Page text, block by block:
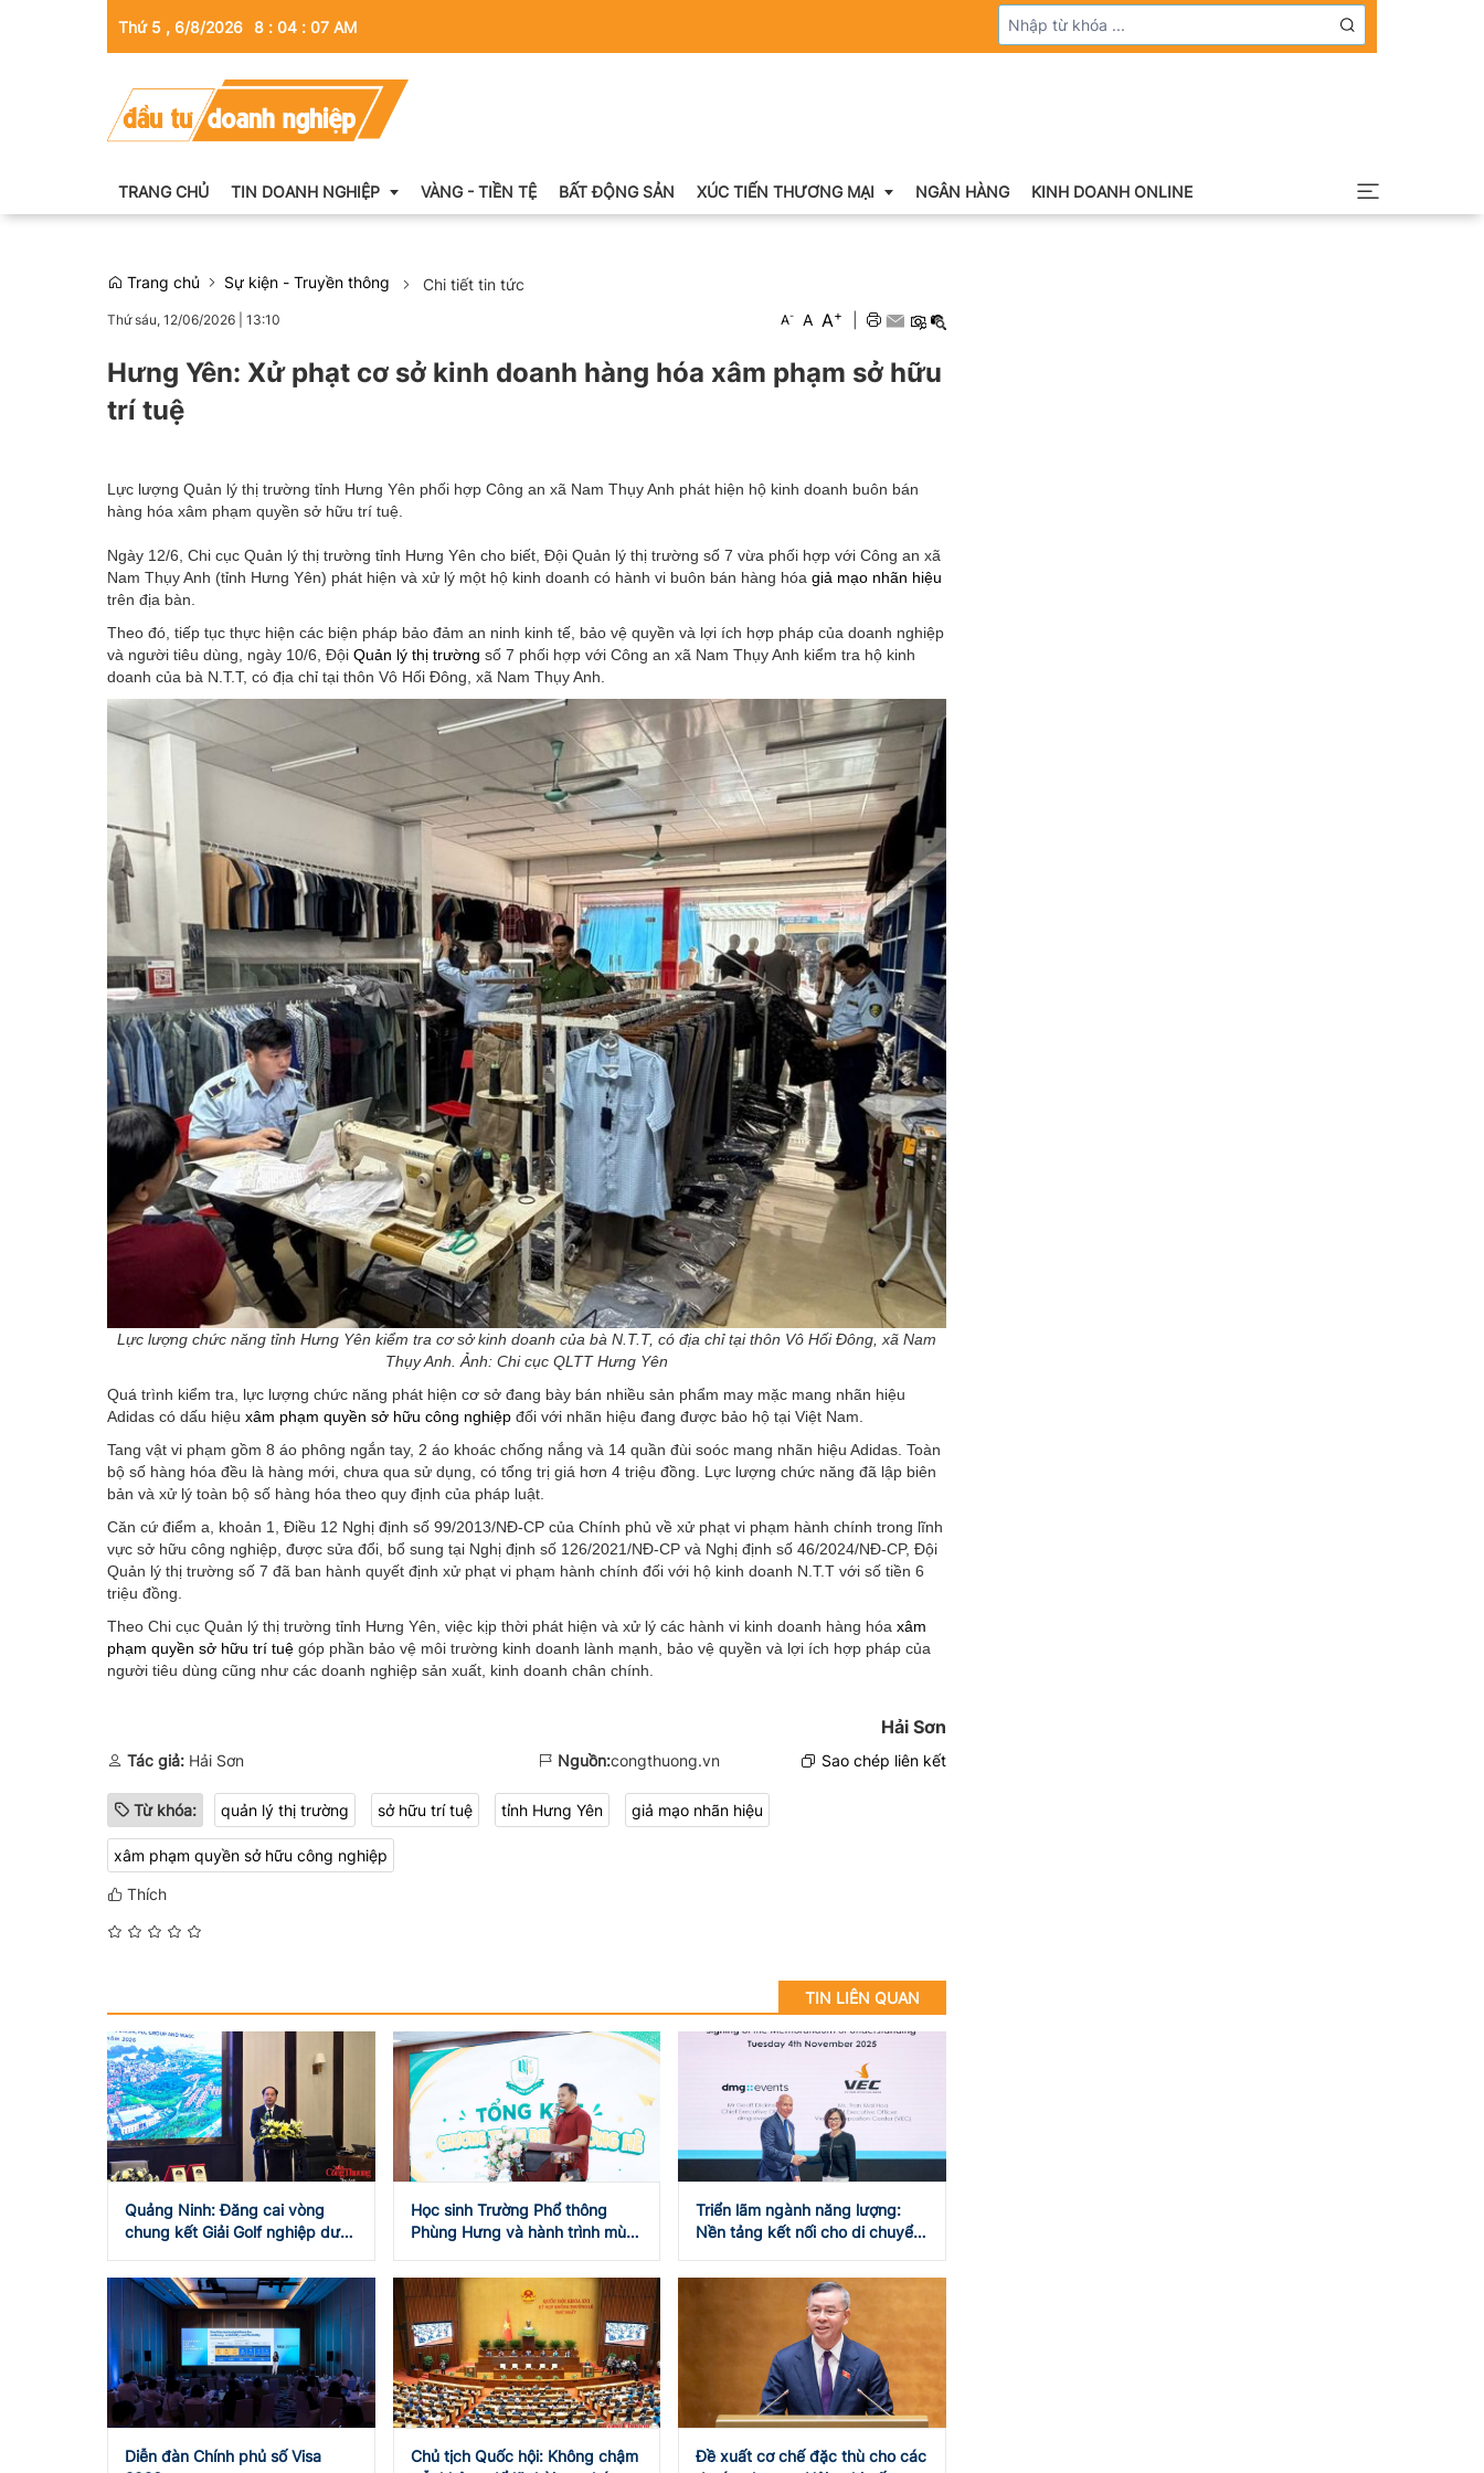
Thứ 5 , 6/8/2026 8 : 04 : 08 AM
TRANG CHỦ TIN DOANH NGHIỆP
Thông tin doanh nghiệp
Kinh tế tài chính
VÀNG - TIỀN TỆ BẤT ĐỘNG SẢN XÚC TIẾN THƯƠNG MẠI
Hội chợ triển lãm
NGÂN HÀNG KINH DOANH ONLINE
Trang chủ Sự kiện - Truyền thông Chi tiết tin tức
Thứ sáu, 12/06/2026 13:10 A- A A+
Hưng Yên: Xử phạt cơ sở kinh doanh hàng hóa xâm phạm sở hữu
trí tuệ
Lực lượng Quản lý thị trường tỉnh Hưng Yên phối hợp Công an xã Nam Thụy Anh phát hiện hộ kinh doanh buôn bán
hàng hóa xâm phạm quyền sở hữu trí tuệ.
Ngày 12/6, Chi cục Quản lý thị trường tỉnh Hưng Yên cho biết, Đội Quản lý thị trường số 7 vừa phối hợp với Công an xã
Nam Thụy Anh (tỉnh Hưng Yên) phát hiện và xử lý một hộ kinh doanh có hành vi buôn bán hàng hóa giả mạo nhãn hiệu
trên địa bàn.
Theo đó, tiếp tục thực hiện các biện pháp bảo đảm an ninh kinh tế, bảo vệ quyền và lợi ích hợp pháp của doanh nghiệp
và người tiêu dùng, ngày 10/6, Đội Quản lý thị trường số 7 phối hợp với Công an xã Nam Thụy Anh kiểm tra hộ kinh
doanh của bà N.T.T, có địa chỉ tại thôn Vô Hối Đông, xã Nam Thụy Anh.
Lực lượng chức năng tỉnh Hưng Yên kiểm tra cơ sở kinh doanh của bà N.T.T, có địa chỉ tại thôn Vô Hối Đông, xã Nam
Thụy Anh. Ảnh: Chi cục QLTT Hưng Yên
Quá trình kiểm tra, lực lượng chức năng phát hiện cơ sở đang bày bán nhiều sản phẩm may mặc mang nhãn hiệu
Adidas có dấu hiệu xâm phạm quyền sở hữu công nghiệp đối với nhãn hiệu đang được bảo hộ tại Việt Nam.
Tang vật vi phạm gồm 8 áo phông ngắn tay, 2 áo khoác chống nắng và 14 quần đùi soóc mang nhãn hiệu Adidas. Toàn
bộ số hàng hóa đều là hàng mới, chưa qua sử dụng, có tổng trị giá hơn 4 triệu đồng. Lực lượng chức năng đã lập biên
bản và xử lý toàn bộ số hàng hóa theo quy định của pháp luật.
Căn cứ điểm a, khoản 1, Điều 12 Nghị định số 99/2013/NĐ-CP của Chính phủ về xử phạt vi phạm hành chính trong lĩnh
vực sở hữu công nghiệp, được sửa đổi, bổ sung tại Nghị định số 126/2021/NĐ-CP và Nghị định số 46/2024/NĐ-CP, Đội
Quản lý thị trường số 7 đã ban hành quyết định xử phạt vi phạm hành chính đối với hộ kinh doanh N.T.T với số tiền 6
triệu đồng.
Theo Chi cục Quản lý thị trường tỉnh Hưng Yên, việc kịp thời phát hiện và xử lý các hành vi kinh doanh hàng hóa xâm
phạm quyền sở hữu trí tuệ góp phần bảo vệ môi trường kinh doanh lành mạnh, bảo vệ quyền và lợi ích hợp pháp của
người tiêu dùng cũng như các doanh nghiệp sản xuất, kinh doanh chân chính.
Hải Sơn
Tác giả: Hải Sơn Nguồn:congthuong.vn Sao chép liên kết
Từ khóa: quản lý thị trường sở hữu trí tuệ tỉnh Hưng Yên giả mạo nhãn hiệu
xâm phạm quyền sở hữu công nghiệp
Thích
TIN LIÊN QUAN
Quảng Ninh: Đăng cai vòng
chung kết Giải Golf nghiệp dư
Học sinh Trường Phổ thông
Phùng Hưng và hành trình mùa
Triển lãm ngành năng lượng:
Nền tảng kết nối cho di chuyển
Diễn đàn Chính phủ số Visa
Chủ tịch Quốc hội: Không chậm
Đề xuất cơ chế đặc thù cho các